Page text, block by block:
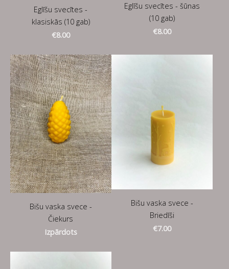
Eglīšu svecītes -
klasiskās (10 gab)
€8.00
Eglīšu svecītes - šūnas
(10 gab)
€8.00
Bišu vaska svece -
Čiekurs
Izpārdots
Bišu vaska svece -
Briedīši
€7.00